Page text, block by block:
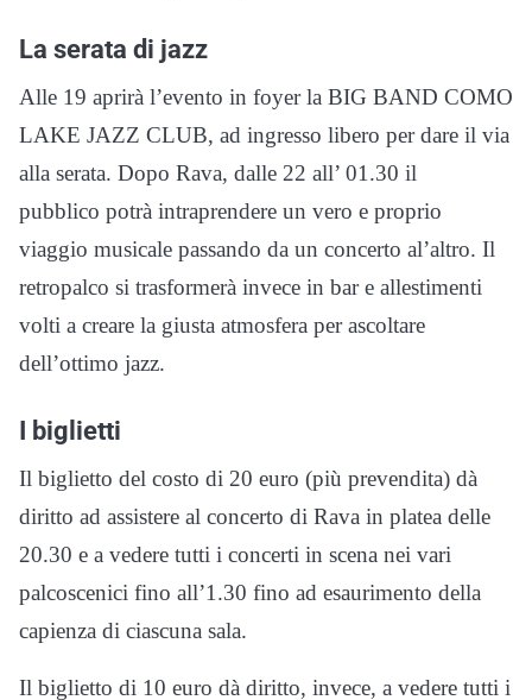
La serata di jazz
Alle 19 aprirà l’evento in foyer la BIG BAND COMO
LAKE JAZZ CLUB, ad ingresso libero per dare il via
alla serata. Dopo Rava, dalle 22 all’ 01.30 il
pubblico potrà intraprendere un vero e proprio
viaggio musicale passando da un concerto al’altro. Il
retropalco si trasformerà invece in bar e allestimenti
volti a creare la giusta atmosfera per ascoltare
dell’ottimo jazz.
I biglietti
Il biglietto del costo di 20 euro (più prevendita) dà
diritto ad assistere al concerto di Rava in platea delle
20.30 e a vedere tutti i concerti in scena nei vari
palcoscenici fino all’1.30 fino ad esaurimento della
capienza di ciascuna sala.
Il biglietto di 10 euro dà diritto, invece, a vedere tutti i